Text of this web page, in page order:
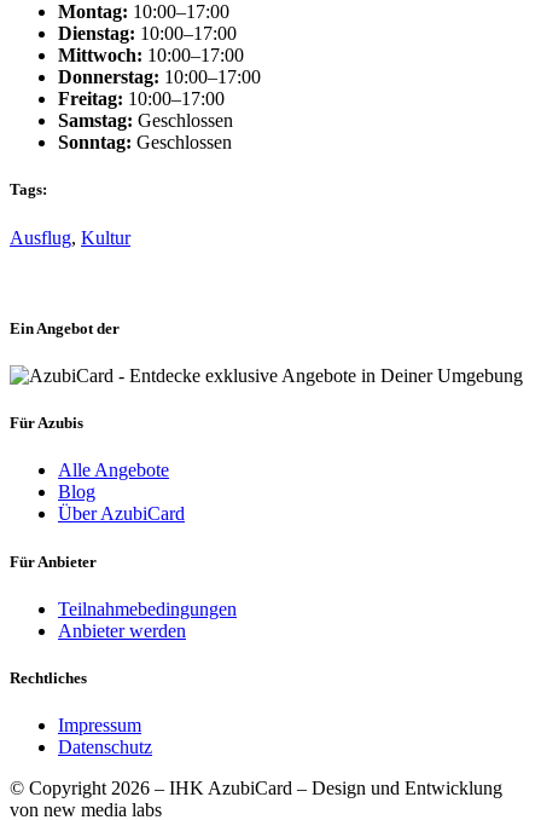
Montag: 10:00–17:00
Dienstag: 10:00–17:00
Mittwoch: 10:00–17:00
Donnerstag: 10:00–17:00
Freitag: 10:00–17:00
Samstag: Geschlossen
Sonntag: Geschlossen
Tags:
Ausflug, Kultur
Ein Angebot der
Für Azubis
Alle Angebote
Blog
Über AzubiCard
Für Anbieter
Teilnahmebedingungen
Anbieter werden
Rechtliches
Impressum
Datenschutz
© Copyright 2026 – IHK AzubiCard – Design und Entwicklung
von new media labs